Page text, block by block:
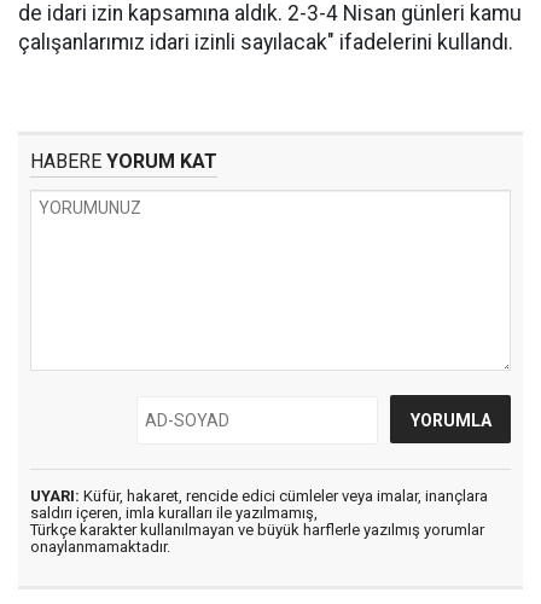
de idari izin kapsamına aldık. 2-3-4 Nisan günleri kamu
çalışanlarımız idari izinli sayılacak" ifadelerini kullandı.
HABERE YORUM KAT
UYARI: Küfür, hakaret, rencide edici cümleler veya imalar, inançlara
saldırı içeren, imla kuralları ile yazılmamış,
Türkçe karakter kullanılmayan ve büyük harflerle yazılmış yorumlar
onaylanmamaktadır.